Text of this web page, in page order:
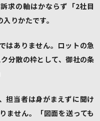
求の軸はかならず「2社目
りかたです。
はありません。ロットの急
分散の枠として、御社の条
担当者は身がまえずに聞け
ません。「図面を送っても